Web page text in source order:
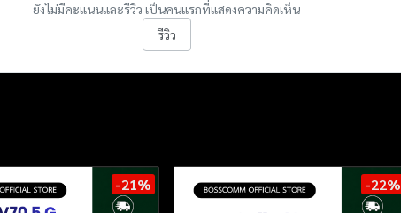
ยังไม่มีคะแนนและรีวิว เป็นคนแรกที่แสดงความคิดเห็น
รีวิว
-21% -22%